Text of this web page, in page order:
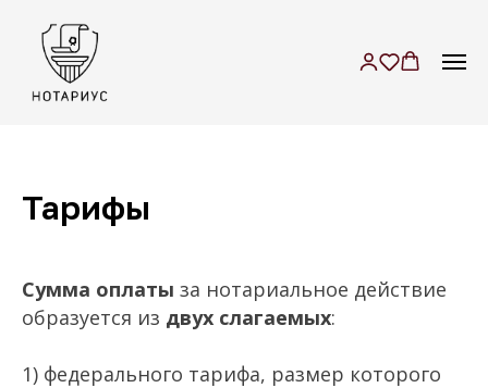
Селезневская, дом 30, к.
Б-В, 2 этаж, пом. 229
Тарифы
Сумма оплаты за нотариальное действие
образуется из двух слагаемых:
1) федерального тарифа, размер которого